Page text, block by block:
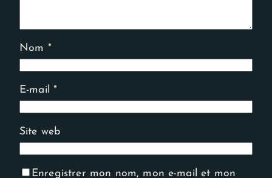
Nom *
E-mail*
Site web
Enregistrer mon nom, mon e-mail et mon